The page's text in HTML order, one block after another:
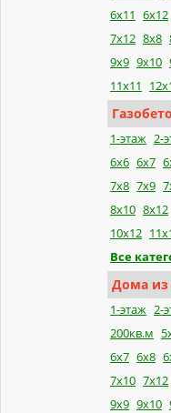
6х11 6х12
7х12 8х8
9х9 9х10
11х11
1-этаж 2-
6x6 6x7
7x8 7x9
8x10 8x12
10x12
Все
Дома из
1-этаж 2-
200кв.м
6x7 6x8
7x10 7x12
9x9 9x10